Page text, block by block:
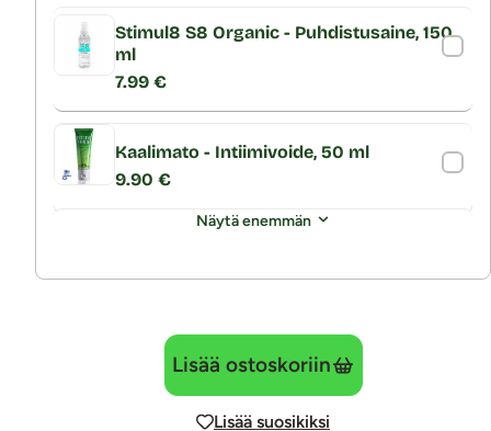
Stimul8 S8 Organic - Puhdistusaine, 150
ml
7.99 €
Kaalimato - Intiimivoide, 50 ml
9.90 €
Näytä enemmän
Lisää ostoskoriin
Lisää suosikiksi